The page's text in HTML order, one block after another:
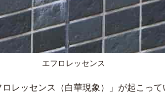
エフロレッセンス
レッセンス（白華現象）」が起こっ